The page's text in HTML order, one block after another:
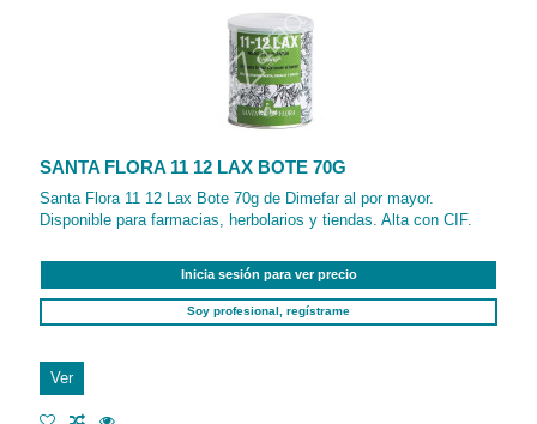
SANTA FLORA 11 12 LAX BOTE 70G
Santa Flora 11 12 Lax Bote 70g de Dimefar al por mayor.
Disponible para farmacias, herbolarios y tiendas. Alta con CIF.
Inicia sesión para ver precio
Soy profesional, regístrame
Ver